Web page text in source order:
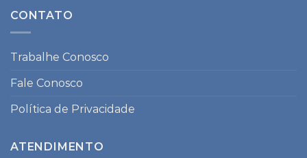
CONTATO
Trabalhe Conosco
Fale Conosco
Política de Privacidade
ATENDIMENTO